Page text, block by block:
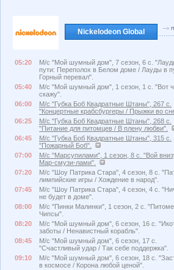
Nickelodeon Global
05:20
М/с "Мой шумный дом", 7 сезон, 6 с.
пути: Переполох в Белом доме / Лауды в
Горный перевал".
05:40
М/с "Мой шумный дом", 1 сезон, 1 с. "Вот
скажу".
06:00
М/с "Губка Боб Квадратные Штаны", 267 с.
"Концертные крабсбургеры / Прыжки во
06:25
М/с "Губка Боб Квадратные Штаны", 268 с.
"Питание для питомцев / В плену любви".
06:45
М/с "Губка Боб Квадратные Штаны", 315 с.
"Пожарный Боб".
07:00
М/с "Марсупилами", 1 сезон, 8 с. "Вой
Мар-смузи-лами".
07:20
М/с "Шоу Патрика Стара", 4 сезон, 8 с.
лимпийские игры / Хождение в народ".
07:45
М/с "Шоу Патрика Стара", 4 сезон, 4 с.
не будет в доме".
08:00
М/с "Пинки Малинки", 1 сезон, 2 с.
Чипсы".
08:20
М/с "Мой шумный дом", 6 сезон, 16 с.
заботы / Ненавистный корабль".
08:45
М/с "Мой шумный дом", 6 сезон, 17 с.
"Счастливый удар / Так себе поддержка".
09:10
М/с "Мой шумный дом", 6 сезон, 18 с.
в космосе / Корона любой ценой".